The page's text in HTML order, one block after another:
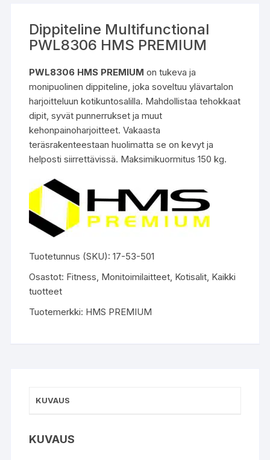
Dippiteline Multifunctional
PWL8306 HMS PREMIUM
PWL8306 HMS PREMIUM on tukeva ja
monipuolinen dippiteline, joka soveltuu ylävartalon
harjoitteluun kotikuntosalilla. Mahdollistaa tehokkaat
dipit, syvät punnerrukset ja muut
kehonpainoharjoitteet. Vakaasta
teräsrakenteestaan huolimatta se on kevyt ja
helposti siirrettävissä. Maksimikuormitus 150 kg.
Tuotetunnus (SKU):17-53-501
Osastot: Fitness, Monitoimilaitteet, Kotisalit, Kaikki
tuotteet
Tuotemerkki: HMS PREMIUM
KUVAUS
KUVAUS